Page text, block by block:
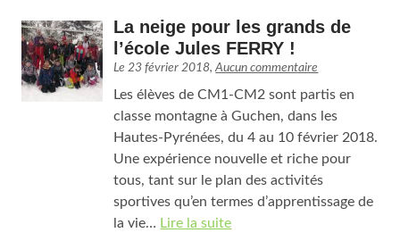
La neige pour les grands de
l’école Jules FERRY !
Le23 février 2018,Aucun commentaire
Les élèves de CM1-CM2 sont partis en
classe montagne à Guchen, dans les
Hautes-Pyrénées, du 4 au 10 février 2018.
Une expérience nouvelle et riche pour
tous, tant sur le plan des activités
sportives qu’en termes d’apprentissage de
la vie… Lire la suite